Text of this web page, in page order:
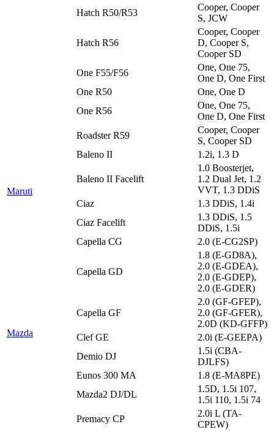
Hatch R50/R53
Cooper, Cooper
S, JCW
Hatch R56
Cooper, Cooper
D, Cooper S,
Cooper SD
One F55/F56
One, One 75,
One D, One First
One R50
One, One D
One R56
One, One 75,
One D, One First
Roadster R59
Cooper, Cooper
S, Cooper SD
Maruti
Baleno II 1.2i, 1.3 D
Baleno II Facelift
1.0 Boosterjet,
1.2 Dual Jet, 1.2
VVT, 1.3 DDiS
Ciaz
1.3 DDiS, 1.4i
Ciaz Facelift
1.3 DDiS, 1.5
DDiS, 1.5i
Mazda
Capella CG 2.0 (E-CG2SP)
Capella GD
1.8 (E-GD8A),
2.0 (E-GDEA),
2.0 (E-GDEP),
2.0 (E-GDER)
Capella GF
2.0 (GF-GFEP),
2.0 (GF-GFER),
2.0D (KD-GFFP)
Clef GE
2.0i (E-GEEPA)
Demio DJ
1.5i (CBA-
DJLFS)
Eunos 300 MA
1.8 (E-MA8PE)
Mazda2 DJ/DL
1.5D, 1.5i 107,
1.5i 110, 1.5i 74
Premacy CP
2.0i L (TA-
CPEW)